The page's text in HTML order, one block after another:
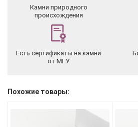
Камни природного
происхождения
Есть сертификаты на камни
от МГУ
Похожие товары: